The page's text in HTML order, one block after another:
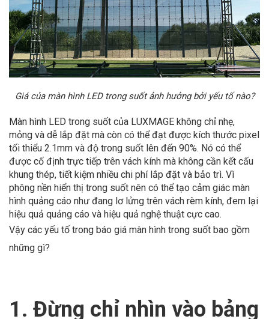
Giá của màn hình LED trong suốt ảnh hưởng bởi yếu tố nào?
Màn hình LED trong suốt của LUXMAGE không chỉ nhẹ,
mỏng và dễ lắp đặt mà còn có thể đạt được kích thước pixel
tối thiểu 2.1mm và độ trong suốt lên đến 90%. Nó có thể
được cố định trực tiếp trên vách kính mà không cần kết cấu
khung thép, tiết kiệm nhiều chi phí lắp đặt và bảo trì. Vì
phông nền hiển thị trong suốt nên có thể tạo cảm giác màn
hình quảng cáo như đang lơ lửng trên vách rèm kính, đem lại
hiệu quả quảng cáo và hiệu quả nghệ thuật cực cao.
Vậy các yếu tố trong báo giá màn hình trong suốt bao gồm
những gì?
1. Đừng chỉ nhìn vào bảng